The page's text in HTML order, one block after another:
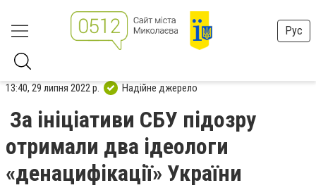
Рус
13:40, 29 липня 2022 р. Надійне джерело
За ініціативи СБУ підозру
отримали два ідеологи
«денацифікації» України